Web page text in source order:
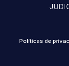
Políticas de